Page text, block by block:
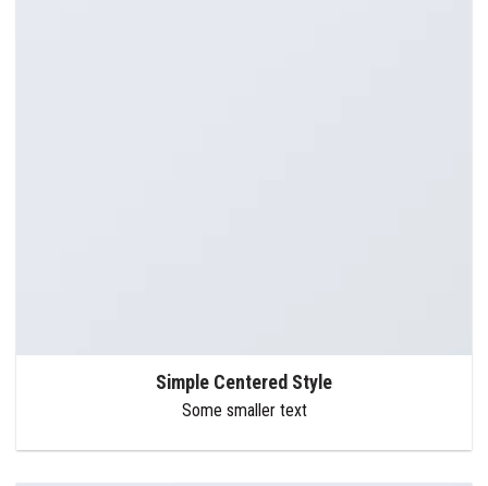
Simple Centered Style
Some smaller text